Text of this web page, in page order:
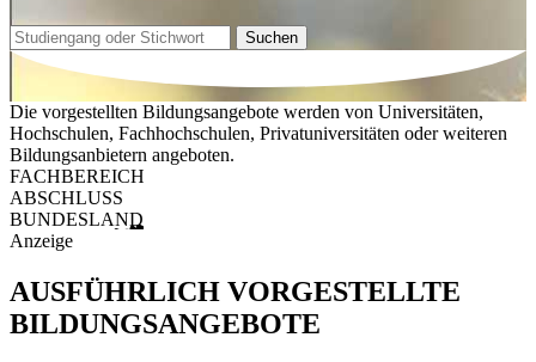
Suchen
Die vorgestellten Bildungsangebote werden von Universitäten,
Hochschulen, Fachhochschulen, Privatuniversitäten oder weiteren
Bildungsanbietern angeboten.
FACHBEREICH
ABSCHLUSS
BUNDESLAND
Anzeige
AUSFÜHRLICH VORGESTELLTE
BILDUNGSANGEBOTE